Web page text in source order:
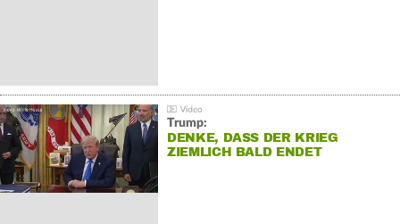
Trump:
DENKE, DASS DER KRIEG
ZIEMLICH BALD ENDET